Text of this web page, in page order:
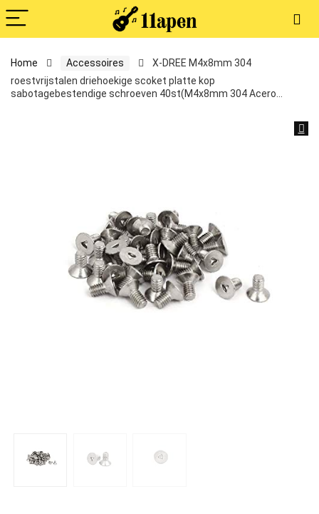
Home Accessoires
X-DREE M4x8mm 304
roestvrijstalen driehoekige scoket platte kop
sabotagebestendige schroeven 40st(M4x8mm 304 Acero…